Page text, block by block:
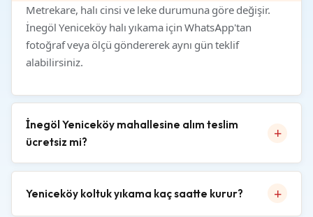
Metrekare, halı cinsi ve leke durumuna göre değişir.
İnegöl Yeniceköy halı yıkama için WhatsApp'tan
fotoğraf veya ölçü göndererek aynı gün teklif
alabilirsiniz.
İnegöl Yeniceköy mahallesine alım teslim
ücretsiz mi?
Yeniceköy koltuk yıkama kaç saatte kurur?